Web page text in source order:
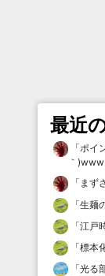
最近
「ポイ
｀)www
「 まず
「生麺
「江戸
「標本
「光る